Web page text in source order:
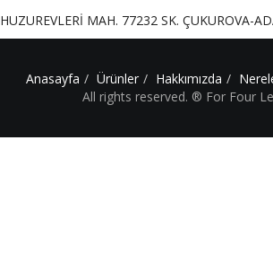
HUZUREVLERİ MAH. 77232 SK. ÇUKUROVA-
Anasayfa Ürünler Hakkımızda
All rights reserved. ® For Four